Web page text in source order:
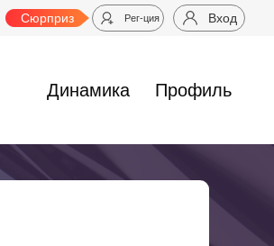
-日本东京”周班航线 集运宝典｜邮寄零食到
Сюрприз Рег-ция Вход
Динамика Профиль